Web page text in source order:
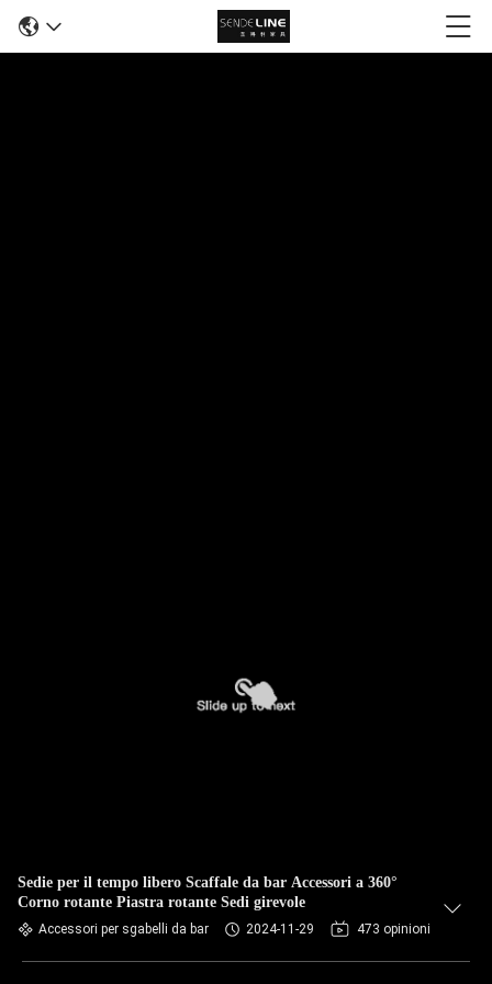
Sedie per il tempo libero Scaffale da bar Accessori a 360°
Corno rotante Piastra rotante Sedi girevole
Accessori per sgabelli da bar 2024-11-29 473 opinioni